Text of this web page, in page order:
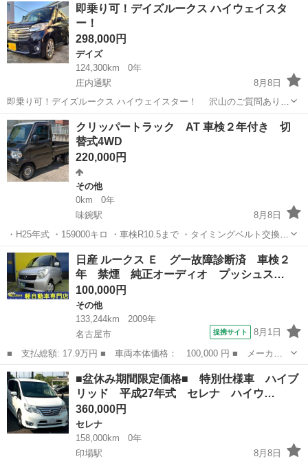
式…DBA-B21W グレード…ハイウェイスターX 走...
即乗り可！デイズルークス ハイウェイスタ
ー！
298,000円
デイズ
124,300km
0年
庄内通駅
8月8日
即乗り可！デイズルークス ハイウェイスター！ 沢山のご質問ありが
とうございます。 その為、値下げし、こちらになります。 お早い方優
先になります。 ご覧いただきありがとうございます(^^) トラブル防止
のため、最後までお...
愛知 名古屋市 庄内通駅 デイズ
クリッパートラック AT 車検２年付き 切
替式4WD
220,000円
その他
0km
0年
味鋺駅
8月8日
・H25年式 ・159000キロ ・車検R10.5まで ・タイミングベルト交換済
・オイル交換済 ・monoハンドル ・シートカバー ・切替式4WD ・
ETC ・天井に制震シート、断熱材入れてます ・シート裏や室内に制震
シー...
愛知 名古屋市 味鋺駅 クリッパー
日産 ルークス Ｅ グー故障診断済 車検２
年 禁煙 純正オーディオ プッシュス…
100,000円
その他
133,244km
2009年
名古屋市
提携サイト 8月1日
■ 支払総額: 17.9万円 ■ 車両本体価格： 100,000 円 ■ メーカー
名： 日産 ■ 車種名： ルークス ■ グレード名： Ｅ グー故障
診断済 車検２年 禁煙 純正オーディオ プッシュスタート スマ
ートキー 両...
愛知 名古屋市 その他
■盆休み期間限定価格■ 特別仕様車 ハイブ
リッド 平成27年式 セレナ ハイウ…
360,000円
セレナ
158,000km
0年
印場駅
8月8日